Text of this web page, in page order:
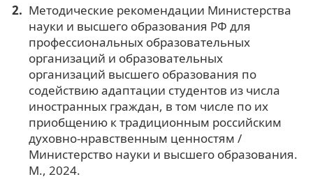
Методические рекомендации Министерства
науки и высшего образования РФ для
профессиональных образовательных
организаций и образовательных
организаций высшего образования по
содействию адаптации студентов из числа
иностранных граждан, в том числе по их
приобщению к традиционным российским
духовно-нравственным ценностям /
Министерство науки и высшего образования.
М., 2024.